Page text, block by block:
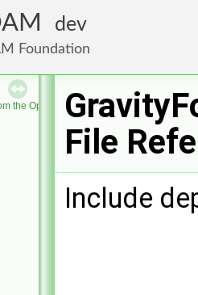
dev
Foundation
the OpenFOAM Foundation
File
Include